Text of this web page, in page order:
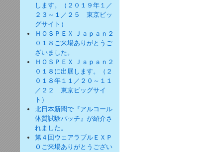
します。（２０１９年１／
２３～１／２５ 東京ビッ
グサイト）
ＨＯＳＰＥＸ Ｊａｐａｎ２
０１８ご来場ありがとうご
ざいました。
ＨＯＳＰＥＸ Ｊａｐａｎ２
０１８に出展します。（２
０１８年１１／２０～１１
／２２ 東京ビッグサイ
ト）
北日本新聞で『アルコール
体質試験パッチ』が紹介さ
れました。
第４回ウェアラブルＥＸＰ
Ｏご来場ありがとうござい